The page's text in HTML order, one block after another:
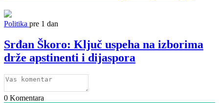
Politika pre 1 dan
Srđan Škoro: Ključ uspeha na izborima
drže apstinenti i dijaspora
0 Komentara